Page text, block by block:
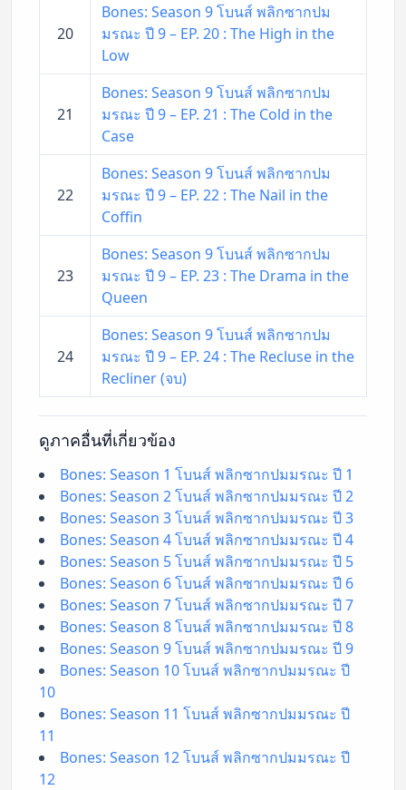
20
Bones: Season 9 โบนส์ พลิกซากปม
มรณะ ปี 9 – EP. 20 : The High in the
Low
21
Bones: Season 9 โบนส์ พลิกซากปม
มรณะ ปี 9 – EP. 21 : The Cold in the
Case
22
Bones: Season 9 โบนส์ พลิกซากปม
มรณะ ปี 9 – EP. 22 : The Nail in the
Coffin
23
Bones: Season 9 โบนส์ พลิกซากปม
มรณะ ปี 9 – EP. 23 : The Drama in the
Queen
24
Bones: Season 9 โบนส์ พลิกซากปม
มรณะ ปี 9 – EP. 24 : The Recluse in the
Recliner (จบ)
ดูภาคอื่นที่เกี่ยวข้อง
Bones: Season 1 โบนส์ พลิกซากปมมรณะ ปี 1
Bones: Season 2 โบนส์ พลิกซากปมมรณะ ปี 2
Bones: Season 3 โบนส์ พลิกซากปมมรณะ ปี 3
Bones: Season 4 โบนส์ พลิกซากปมมรณะ ปี 4
Bones: Season 5 โบนส์ พลิกซากปมมรณะ ปี 5
Bones: Season 6 โบนส์ พลิกซากปมมรณะ ปี 6
Bones: Season 7 โบนส์ พลิกซากปมมรณะ ปี 7
Bones: Season 8 โบนส์ พลิกซากปมมรณะ ปี 8
Bones: Season 9 โบนส์ พลิกซากปมมรณะ ปี 9
Bones: Season 10 โบนส์ พลิกซากปมมรณะ ปี
10
Bones: Season 11 โบนส์ พลิกซากปมมรณะ ปี
11
Bones: Season 12 โบนส์ พลิกซากปมมรณะ ปี
12